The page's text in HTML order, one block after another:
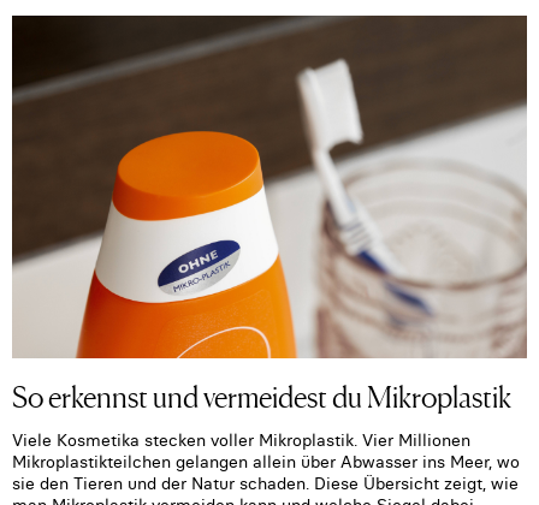
So erkennst und vermeidest du Mikroplastik
Viele Kosmetika stecken voller Mikroplastik. Vier Millionen
Mikroplastikteilchen gelangen allein über Abwasser ins Meer, wo
sie den Tieren und der Natur schaden. Diese Übersicht zeigt, wie